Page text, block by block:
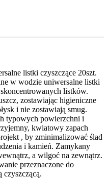
listki czyszczące 20szt.
w wodzie uniwersalne listki
listków.
zostawiając higieniczne
i nie zostawiają smug.
typowych powierzchni i
kwiatowy zapach
, by zminimalizować ślad
i kamień. Zamykany
a wilgoć na zewnątrz.
przeznaczone do
czyszczącą.